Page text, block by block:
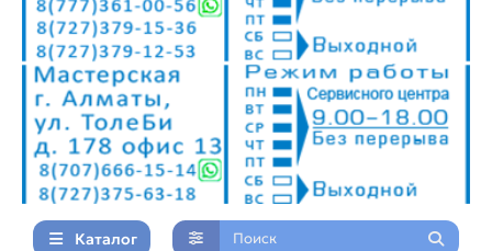
Каталог